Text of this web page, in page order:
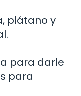
plátano y
para darle
para